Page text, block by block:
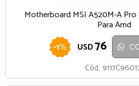
Motherboard MSI A520M-A Pro
Para Amd
-1% USD76
Cód.